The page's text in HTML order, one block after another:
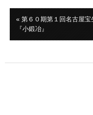
« 第６０期第１回名古屋
『小鍛冶』